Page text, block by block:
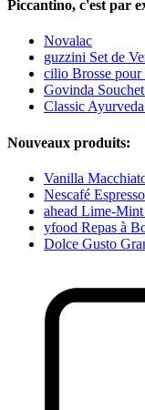
Piccantino, c'est par
Novalac
guzzini Set de
cilio Brosse
Govinda
Classic
Nouveaux produits:
Vanilla
Nescafé
ahead Lime-
yfood Repas à
Dolce Gusto